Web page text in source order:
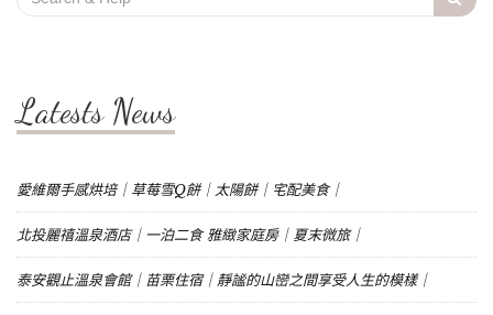
for:
Latests News
愛維爾手感烘培｜草莓雪Q餅｜太陽餅｜宅配美食｜
北投麗禧溫泉酒店｜一泊二食 雅緻家庭房｜夏末微旅｜
泰安觀止溫泉會館｜苗栗住宿｜靜謐的山巒之間享受人生的模樣｜